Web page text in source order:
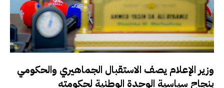
وزير الإعلام يصف الاستقبال الجماهيري والحكومي
بنجاح سياسية الوحدة الوطنية لحكومته